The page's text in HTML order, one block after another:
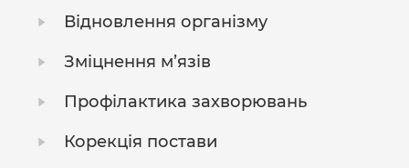
Відновлення організму
Зміцнення м’язів
Профілактика захворювань
Корекція постави